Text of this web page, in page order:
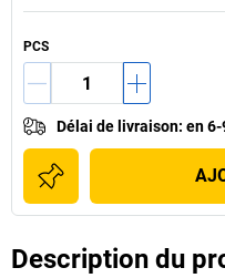
PCS
Délai de livraison: en
Description du